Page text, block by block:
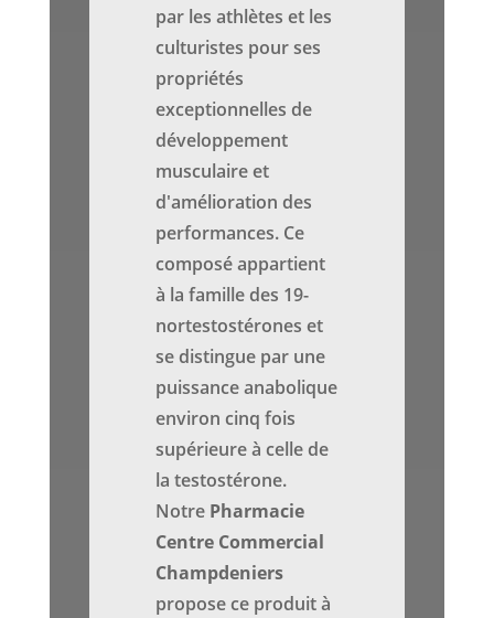
par les athlètes et les
culturistes pour ses
propriétés
exceptionnelles de
développement
musculaire et
d'amélioration des
performances. Ce
composé appartient
à la famille des 19-
nortestostérones et
se distingue par une
puissance anabolique
environ cinq fois
supérieure à celle de
la testostérone.
Notre Pharmacie
Centre Commercial
Champdeniers
propose ce produit à